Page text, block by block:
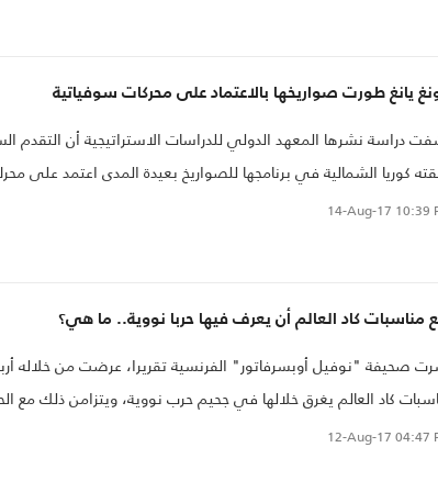
يانغ طورت صواريخها بالاعتماد على محركات سوفياتية
دراسة نشرها المعهد الدولي للدراسات الاستراتيجية أن التقدم
كوريا الشمالية في برنامجها للصواريخ بعيدة المدى اعتمد على
من مصنع في الاتحاد السوفياتي سابقا.
14-Aug-17 10:39
مناسبات كاد العالم أن يعرف فيها حربا نووية.. ما هي؟
صحيفة "نوفيل أوبسرفاتور" الفرنسية تقريرا، عرضت من خلاله
كاد العالم يغرق خلالها في جحيم حرب نووية، ويتزامن ذلك مع
بين مجنون الولايات المتحدة
12-Aug-17 04:47